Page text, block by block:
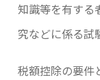
知識等を有する
究などに係る試
税額控除の要件